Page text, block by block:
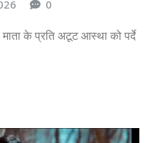
0
माता के प्रति अटूट आस्था को पर्दे